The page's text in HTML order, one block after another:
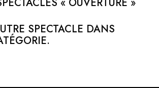
« OUVERTURE »
SPECTACLE DANS